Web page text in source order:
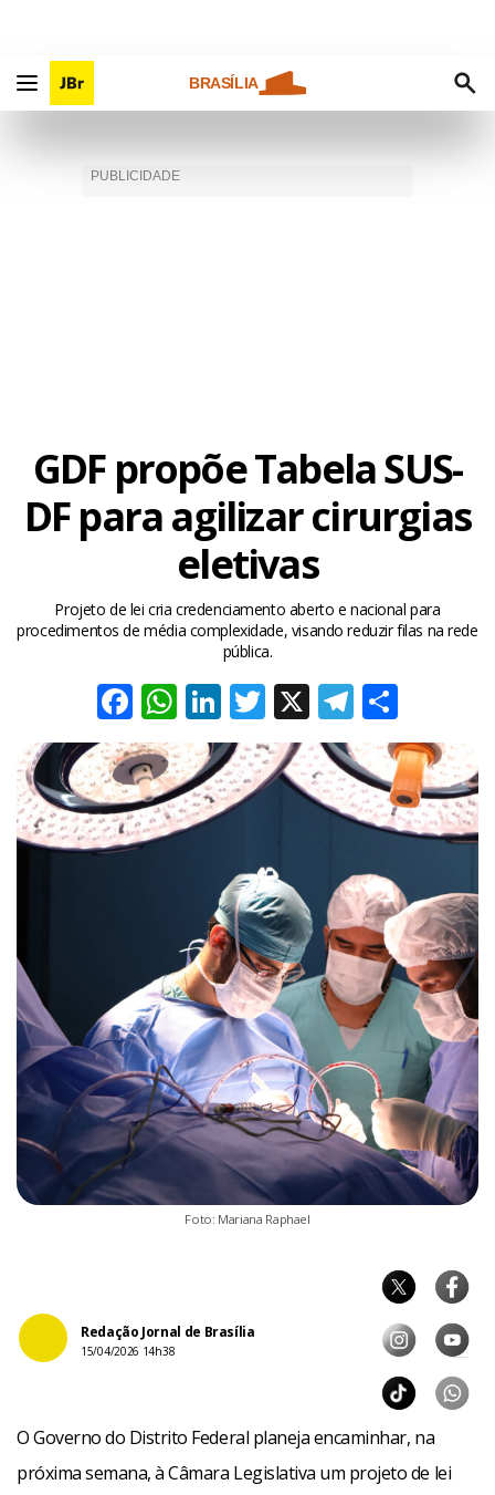
BRASÍLIA
GDF propõe Tabela SUS-
DF para agilizar cirurgias
eletivas
Projeto de lei cria credenciamento aberto e nacional para
procedimentos de média complexidade, visando reduzir filas na rede
pública.
Facebook
WhatsApp
LinkedIn
Twitter
X
Foto: Mariana Raphael
Redação Jornal de Brasília
15/04/2026 14h38
O Governo do Distrito Federal planeja encaminhar, na
próxima semana, à Câmara Legislativa um projeto de lei